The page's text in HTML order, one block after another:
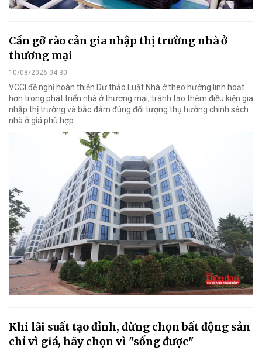
Cần gỡ rào cản gia nhập thị trường nhà ở
thương mại
10/08/2026 04:30
VCCI đề nghị hoàn thiện Dự thảo Luật Nhà ở theo hướng linh hoạt
hơn trong phát triển nhà ở thương mại, tránh tạo thêm điều kiện gia
nhập thị trường và bảo đảm đúng đối tượng thụ hưởng chính sách
nhà ở giá phù hợp.
Khi lãi suất tạo đỉnh, đừng chọn bất động sản
chỉ vì giá, hãy chọn vì "sống được"